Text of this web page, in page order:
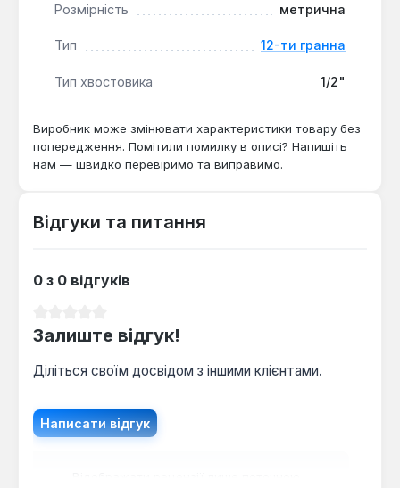
Розмірність метрична
Тип 12-ти гранна
Тип хвостовика 1/2"
Виробник може змінювати характеристики товару без
попередження. Помітили помилку в описі? Напишіть
нам — швидко перевіримо та виправимо.
Відгуки та питання
0 з 0 відгуків
Залиште відгук!
Діліться своїм досвідом з іншими клієнтами.
Написати відгук